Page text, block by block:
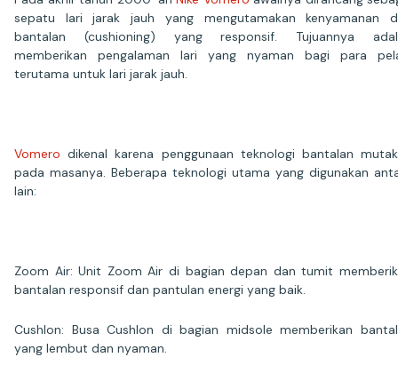
sepatu lari jarak jauh yang mengutamakan kenyamanan
bantalan (cushioning) yang responsif. Tujuannya
memberikan pengalaman lari yang nyaman bagi para
terutama untuk lari jarak jauh.
Vomero dikenal karena penggunaan teknologi bantalan
pada masanya. Beberapa teknologi utama yang digunakan
lain:
Zoom Air: Unit Zoom Air di bagian depan dan tumit
bantalan responsif dan pantulan energi yang baik.
Cushlon: Busa Cushlon di bagian midsole memberikan
yang lembut dan nyaman.